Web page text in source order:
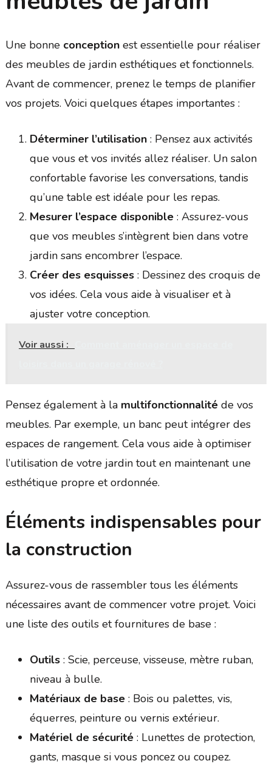
Une bonne conceptionest essentielle pour réaliser
des meubles de jardin esthétiques et fonctionnels.
Avant de commencer, prenez le temps de planifier
vos projets. Voici quelques étapes importantes :
Déterminer l’utilisation: Pensez aux activités
que vous et vos invités allez réaliser. Un salon
confortable favorise les conversations, tandis
qu’une table est idéale pour les repas.
Mesurer l’espace disponible: Assurez-vous
que vos meubles s’intègrent bien dans votre
jardin sans encombrer l’espace.
Créer des esquisses: Dessinez des croquis de
vos idées. Cela vous aide à visualiser et à
ajuster votre conception.
Voir aussi :
Pensez également à la multifonctionnalitéde vos
meubles. Par exemple, un banc peut intégrer des
espaces de rangement. Cela vous aide à optimiser
l’utilisation de votre jardin tout en maintenant une
esthétique propre et ordonnée.
Éléments indispensables pour
la construction
Assurez-vous de rassembler tous les éléments
nécessaires avant de commencer votre projet. Voici
une liste des outils et fournitures de base :
Outils: Scie, perceuse, visseuse, mètre ruban,
niveau à bulle.
Matériaux de base: Bois ou palettes, vis,
équerres, peinture ou vernis extérieur.
Matériel de sécurité: Lunettes de protection,
gants, masque si vous poncez ou coupez.